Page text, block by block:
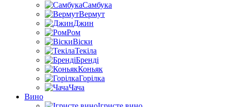
Самбука
Вермут
Джин
Ром
Віски
Текіла
Бренді
Коньяк
Горілка
Чача
Вино